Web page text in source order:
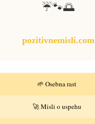
☔️🐾🌅
pozitivnemisli.com
🌱 Osebna rast
🚀 Misli o uspehu